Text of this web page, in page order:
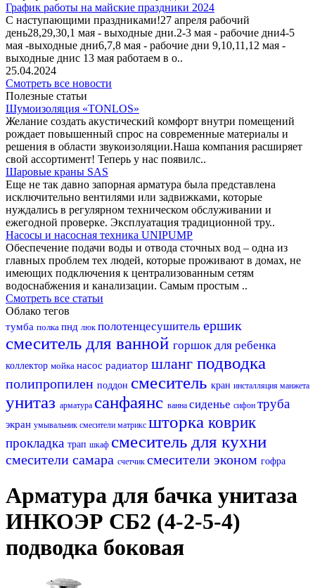
График работы на майские праздники 2024
С наступающими праздниками!27 апреля рабочий
день28,29,30,1 мая - выходные дни.2-3 мая - рабочие дни4-5
мая -выходные дни6,7,8 мая - рабочие дни 9,10,11,12 мая -
выходные днис 13 мая работаем в о..
25.04.2024
Смотреть все новости
Полезные статьи
Шумоизоляция «TONLOS»
Желание создать акустический комфорт внутри помещений
рождает повышенный спрос на современные материалы и
решения в области звукоизоляции.Наша компания расширяет
свой ассортимент! Теперь у нас появилс..
Шаровые краны SAS
Еще не так давно запорная арматура была представлена
исключительно вентилями или задвижками, которые
нуждались в регулярном техническом обслуживании и
ежегодной проверке. Эксплуатация традиционной тру..
Насосы и насосная техника UNIPUMP
Обеспечение подачи воды и отвода сточных вод – одна из
главных проблем тех людей, которые проживают в домах, не
имеющих подключения к централизованным сетям
водоснабжения и канализации. Самым простым ..
Смотреть все статьи
Облако тегов
тумба полка пнд люк полотенцесушитель ершик
смеситель для ванной горшок для ребенка
коллектор мойка насос радиатор шланг подводка
полипропилен поддон смеситель кран инсталляция манжета
унитаз арматура санфаянс ванна сиденье сифон труба
экран умывальник смесители матрикс шторка коврик
прокладка трап шкаф смеситель для кухни
смесители самара счетчик смесители эконом гофра
Арматура для бачка унитаза
ИНКОЭР СБ2 (4-2-5-4)
подводка боковая